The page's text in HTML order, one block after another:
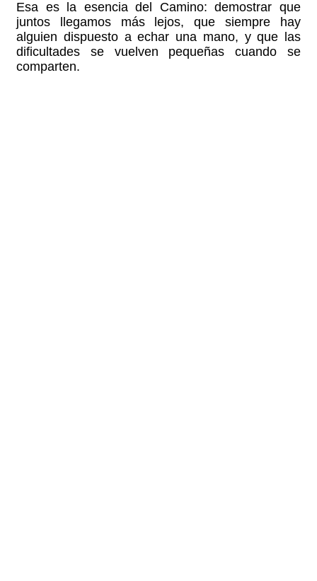
Esa es la esencia del Camino: demostrar que
juntos llegamos más lejos, que siempre hay
alguien dispuesto a echar una mano, y que las
dificultades se vuelven pequeñas cuando se
comparten.